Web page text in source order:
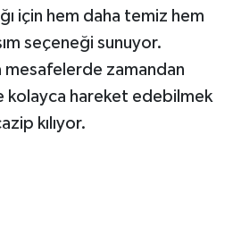
için hem daha temiz hem
seçeneği sunuyor.
mesafelerde zamandan
hareket edebilmek
kılıyor.